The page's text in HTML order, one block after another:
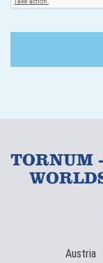
TORNUM
Austria